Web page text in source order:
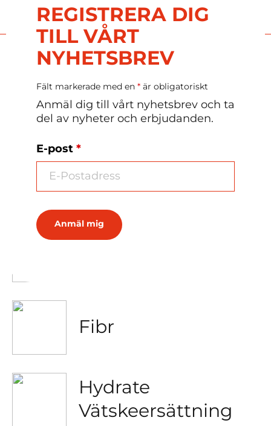
Mer energi
Corny
Dextrorullar
Fibr
Hydrate
Vätskeersättning
REGISTRERA DIG
TILL VÅRT
NYHETSBREV
Fält markerade med en * är obligatoriskt
Anmäl dig till vårt nyhetsbrev och ta
del av nyheter och erbjudanden.
E-post*